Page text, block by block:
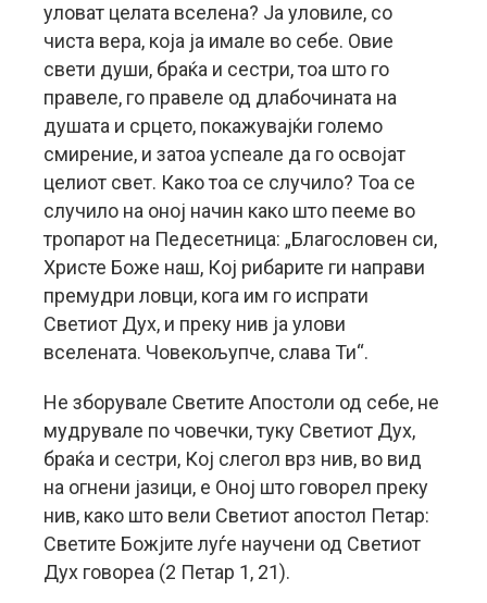
уловат целата вселена? Ја уловиле, со
чиста вера, која ја имале во себе. Овие
свети души, браќа и сестри, тоа што го
правеле, го правеле од длабочината на
душата и срцето, покажувајќи големо
смирение, и затоа успеале да го освојат
целиот свет. Како тоа се случило? Тоа се
случило на оној начин како што пееме во
тропарот на Педесетница: „Благословен си,
Христе Боже наш, Кој рибарите ги направи
премудри ловци, кога им го испрати
Светиот Дух, и преку нив ја улови
вселената. Човекољупче, слава Ти“.
Не зборувале Светите Апостоли од себе, не
мудрувале по човечки, туку Светиот Дух,
браќа и сестри, Кој слегол врз нив, во вид
на огнени јазици, е Оној што говорел преку
нив, како што вели Светиот апостол Петар:
Светите Божјите луѓе научени од Светиот
Дух говореа (2 Петар 1, 21).